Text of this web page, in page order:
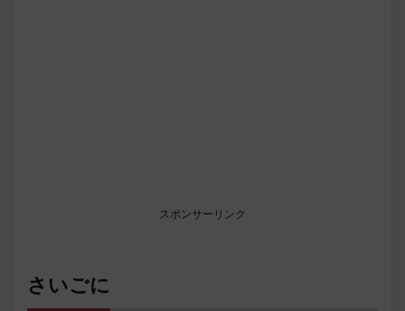
スポンサーリンク
さいごに